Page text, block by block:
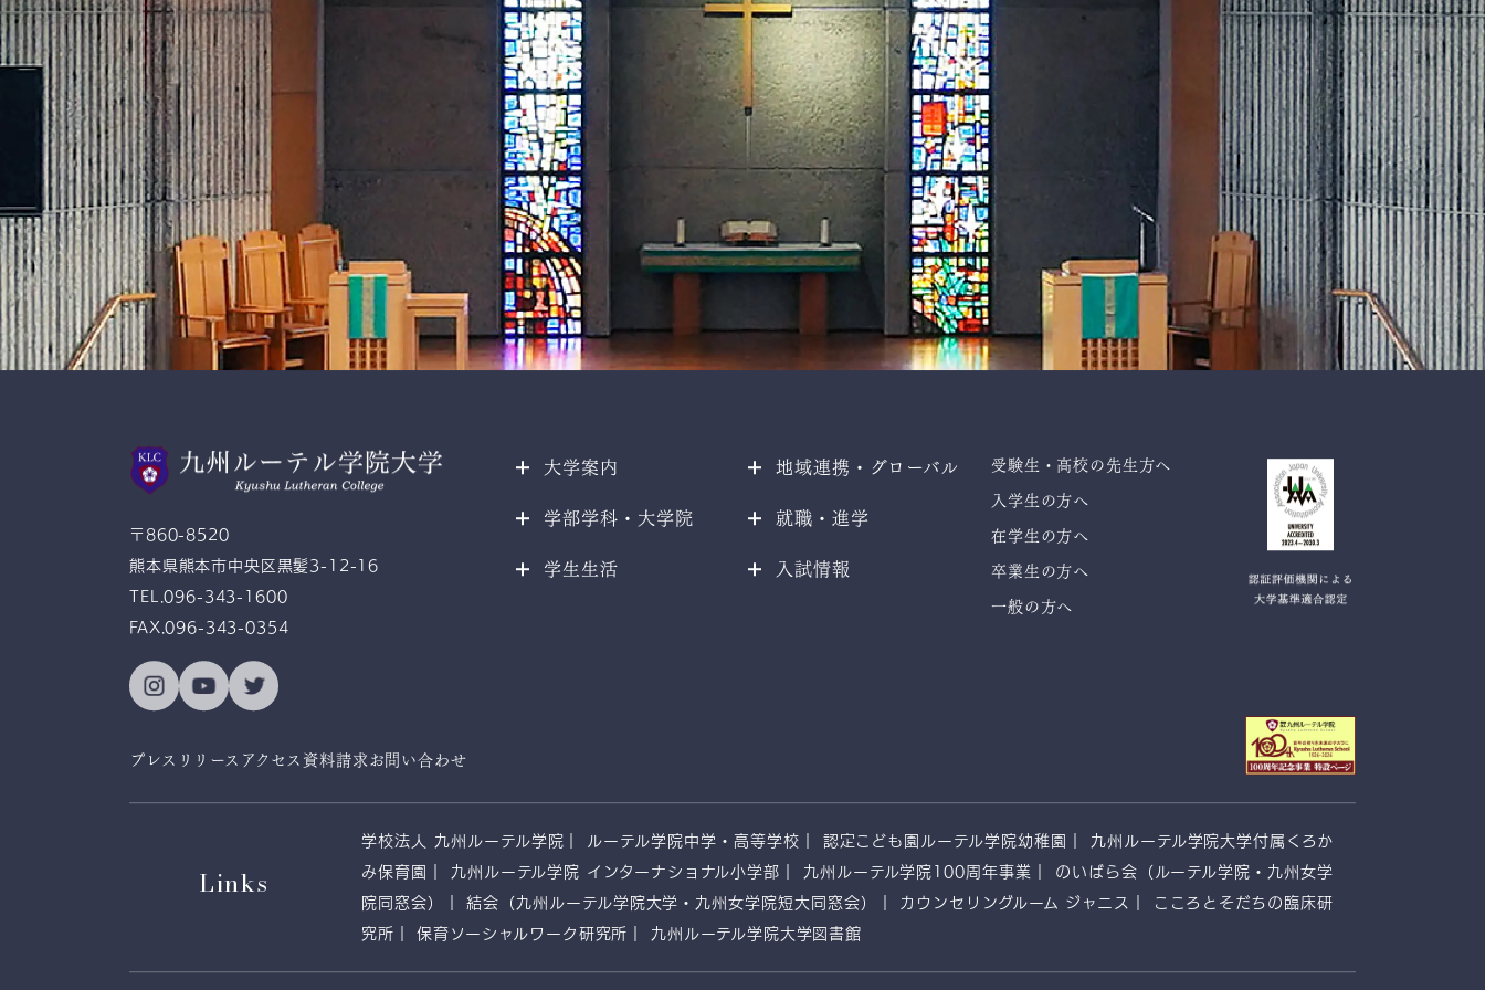
Gratitude and Service
〒860-8520
熊本県熊本市中央区黒髪3-12-16
TEL.096-343-1600
FAX.096-343-0354
大学案内
学部学科・大学院
学生生活
地域連携・グローバル
就職・進学
入試情報
受験生・高校の先生方へ
入学生の方へ
在学生の方へ
卒業生の方へ
一般の方へ
プレスリリース アクセス 資料請求 お問い合わせ
Links
学校法人 九州ルーテル学院 ルーテル学院中学・高等学校 認定こども園ルーテル学院幼稚園
九州ルーテル学院大学付属くろか
み保育園
九州ルーテル学院 インターナショナル小学部 九州ルーテル学院100周年事業
のいばら会（ルーテル学院・九州女学
院同窓会）
結会（九州ルーテル学院大学・九州女学院短大同窓会） カウンセリングルーム ジャニス
こころとそだちの臨床研
究所
保育ソーシャルワーク研究所 九州ルーテル学院大学図書館